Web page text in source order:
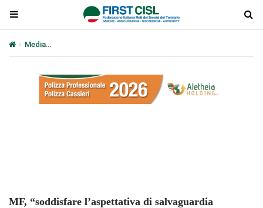
Media
MF, “soddisfare l’aspettativa di salvaguardia